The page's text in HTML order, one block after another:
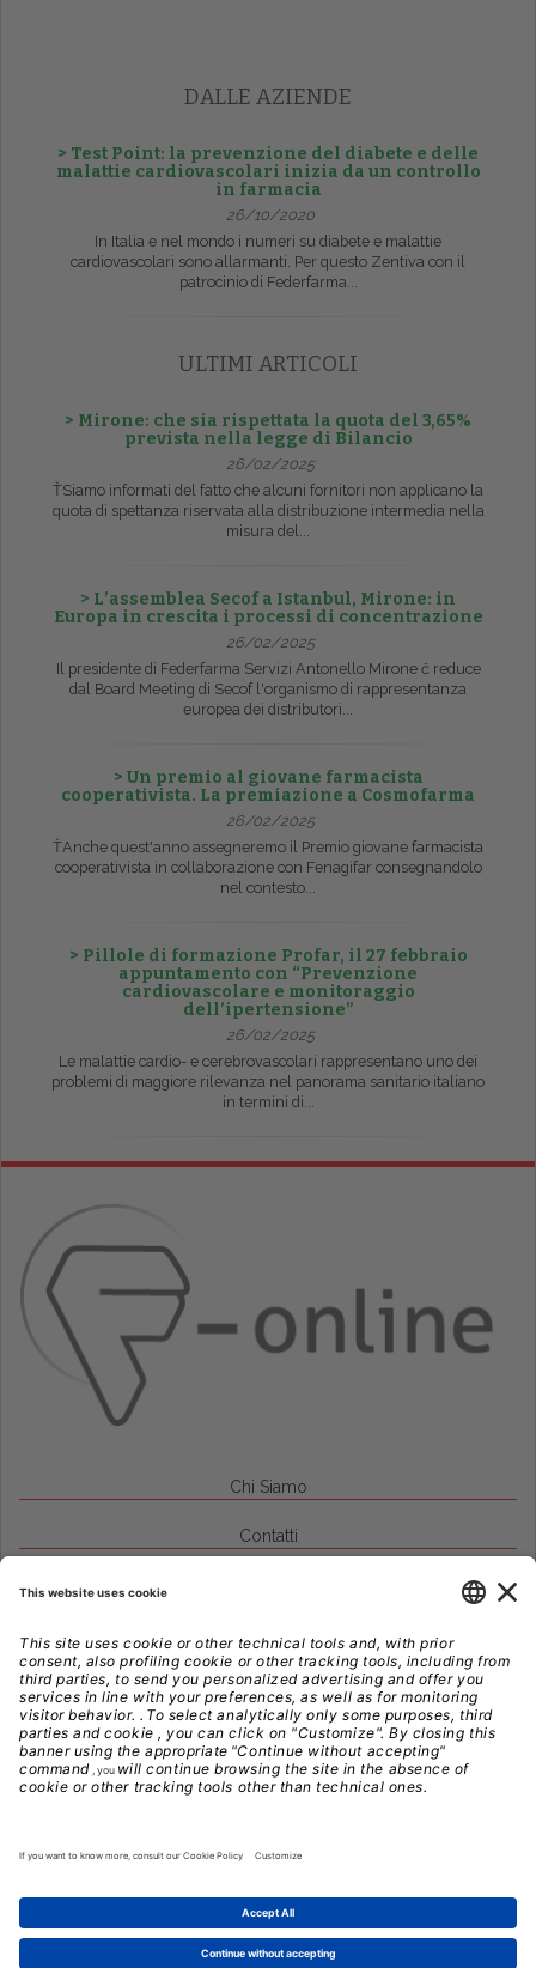
DALLE AZIENDE
> Test Point: la prevenzione del diabete e delle
malattie cardiovascolari inizia da un controllo
in farmacia
26/10/2020
In Italia e nel mondo i numeri su diabete e malattie
cardiovascolari sono allarmanti. Per questo Zentiva con il
patrocinio di Federfarma...
ULTIMI ARTICOLI
> Mirone: che sia rispettata la quota del 3,65%
prevista nella legge di Bilancio
26/02/2025
ŤSiamo informati del fatto che alcuni fornitori non applicano la
quota di spettanza riservata alla distribuzione intermedia nella
misura del...
> L’assemblea Secof a Istanbul, Mirone: in
Europa in crescita i processi di concentrazione
26/02/2025
Il presidente di Federfarma Servizi Antonello Mirone č reduce
dal Board Meeting di Secof l'organismo di rappresentanza
europea dei distributori...
> Un premio al giovane farmacista
cooperativista. La premiazione a Cosmofarma
26/02/2025
ŤAnche quest'anno assegneremo il Premio giovane farmacista
cooperativista in collaborazione con Fenagifar consegnandolo
nel contesto...
> Pillole di formazione Profar, il 27 febbraio
appuntamento con “Prevenzione
cardiovascolare e monitoraggio
dell’ipertensione”
26/02/2025
Le malattie cardio- e cerebrovascolari rappresentano uno dei
problemi di maggiore rilevanza nel panorama sanitario italiano
in termini di...
Chi Siamo
Contatti
Note Legali
Privacy
Gestione Cookie